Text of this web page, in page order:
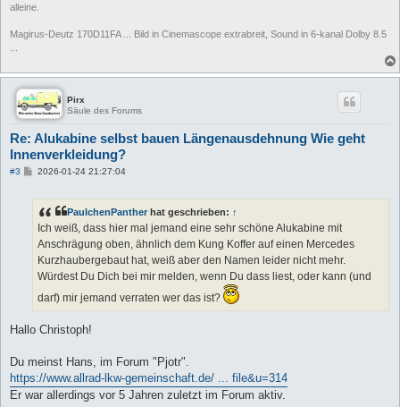
alleine.
Magirus-Deutz 170D11FA ... Bild in Cinemascope extrabreit, Sound in 6-kanal Dolby 8.5
Pirx
Säule des Forums
Re: Alukabine selbst bauen Längenausdehnung Wie geht
Innenverkleidung?
#3
B
a
g
2026-01-24 21:27:04
PaulchenPanther hat geschrieben: ↑
Ich weiß, dass hier mal jemand eine sehr schöne Alukabine mit
Anschrägung oben, ähnlich dem Kung Koffer auf einen Mercedes
Kurzhaubergebaut hat, weiß aber den Namen leider nicht mehr.
Würdest Du Dich bei mir melden, wenn Du dass liest, oder kann (und
darf) mir jemand verraten wer das ist?
Hallo Christoph!
Du meinst Hans, im Forum "Pjotr".
https://www.allrad-lkw-gemeinschaft.de/ ... file&u=314
Er war allerdings vor 5 Jahren zuletzt im Forum aktiv.